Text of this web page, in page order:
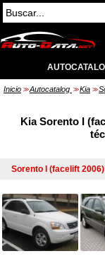
Inicio >> Autocatalog >> Kia >>
Kia Sorento I